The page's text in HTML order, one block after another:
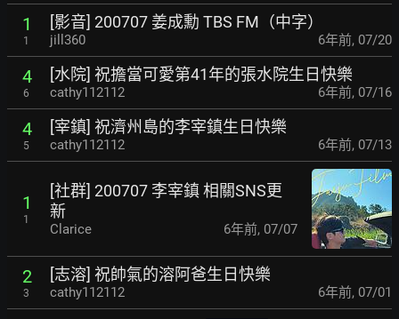
1
1
[影音] 200707 姜成勳 TBS FM（中字）
jill360 6年前, 07/20
4
6
[水院] 祝擔當可愛第41年的張水院生日快樂
cathy112112 6年前, 07/16
4
5
[宰鎮] 祝濟州島的李宰鎮生日快樂
cathy112112 6年前, 07/13
1
1
[社群] 200707 李宰鎮 相關SNS更
新
Clarice 6年前, 07/07
2
3
[志溶] 祝帥氣的溶阿爸生日快樂
cathy112112 6年前, 07/01